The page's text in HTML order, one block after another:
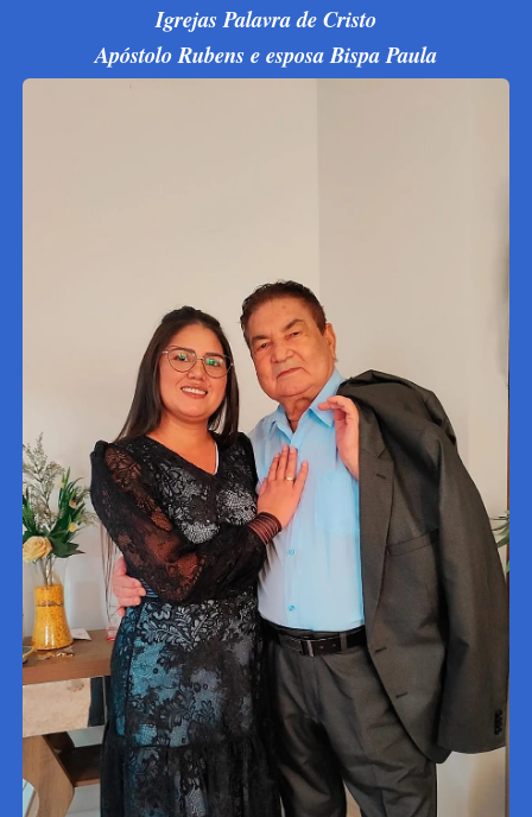
Igrejas Palavra de Cristo
Apóstolo Rubens e esposa Bispa Paula